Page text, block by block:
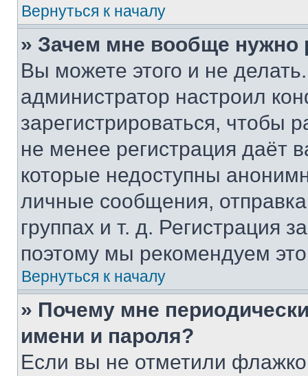
Вернуться к началу
» Зачем мне вообще нужно
Вы можете этого и не
администратор настроил
зарегистрироваться, чтобы
не менее регистрация даёт
которые недоступны
личные сообщения,
группах и т. д. Регистрация
поэтому мы рекомендуем
Вернуться к началу
» Почему мне
имени и пароля?
Если вы не отметили